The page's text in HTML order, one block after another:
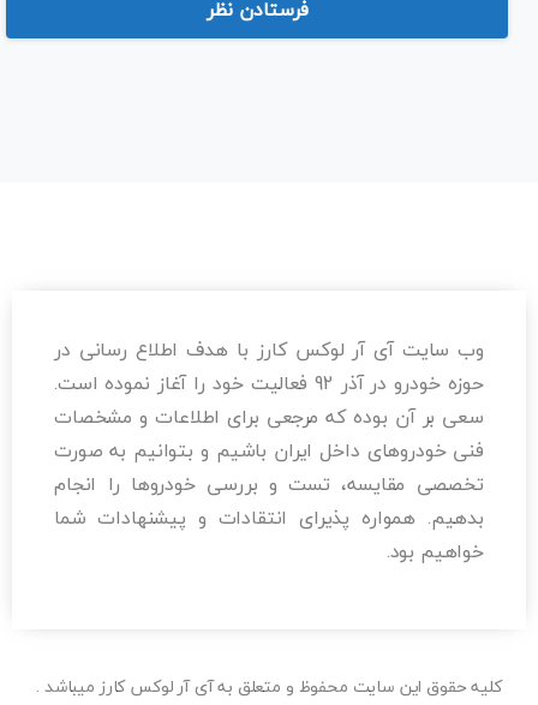
وب سایت آی آر لوکس کارز با هدف اطلاع رسانی در
حوزه خودرو در آذر 92 فعالیت خود را آغاز نموده است.
سعی بر آن بوده که مرجعی برای اطلاعات و مشخصات
فنی خودروهای داخل ایران باشیم و بتوانیم به صورت
تخصصی مقایسه، تست و بررسی خودرو‌ها را انجام
بدهیم. همواره پذیرای انتقادات و پیشنهادات شما
خواهیم بود.
کلیه حقوق این سایت محفوظ و متعلق به آی آر لوکس کارز میباشد .